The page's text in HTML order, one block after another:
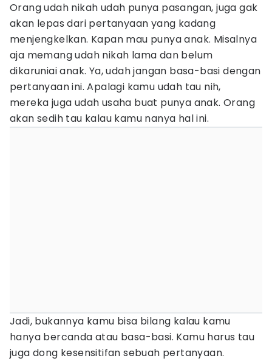
Orang udah nikah udah punya pasangan, juga gak
akan lepas dari pertanyaan yang kadang
menjengkelkan. Kapan mau punya anak. Misalnya
aja memang udah nikah lama dan belum
dikaruniai anak. Ya, udah jangan basa-basi dengan
pertanyaan ini. Apalagi kamu udah tau nih,
mereka juga udah usaha buat punya anak. Orang
akan sedih tau kalau kamu nanya hal ini.
Jadi, bukannya kamu bisa bilang kalau kamu
hanya bercanda atau basa-basi. Kamu harus tau
juga dong kesensitifan sebuah pertanyaan.